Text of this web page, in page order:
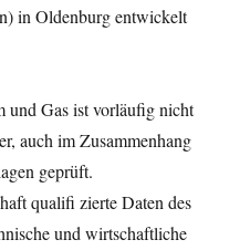
in Oldenburg entwickelt
und Gas ist vorläufig nicht
auch im Zusammenhang
geprüft.
qualifi zierte Daten des
und wirtschaftliche